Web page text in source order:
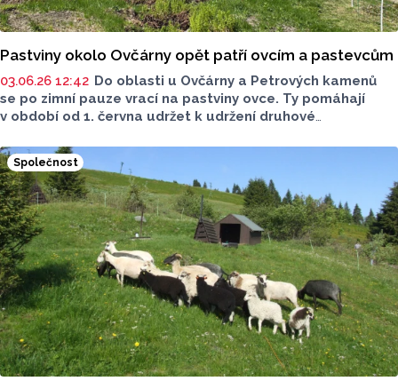
Pastviny okolo Ovčárny opět patří ovcím a pastevcům
03.06.26 12:42 Do oblasti u Ovčárny a Petrových kamenů
se po zimní pauze vrací na pastviny ovce. Ty pomáhají
v období od 1. června udržet k udržení druhové
mohou při výšlapu na Praděd potkat nejen stohlavé stádo
ovcí, ale i pastevce v zácviku.
Společnost